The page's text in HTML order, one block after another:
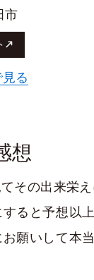
市
る
想
その出来栄
ると予想以
願いして本